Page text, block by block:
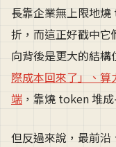
長靠企業無上限地
折，而這正好戳中它
向背後是更大的結
際成本回來了」、
端 ，靠燒 token 堆
但反過來說，最前